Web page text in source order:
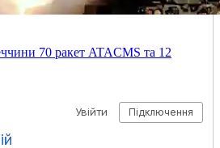
70 ракет ATACMS та 12